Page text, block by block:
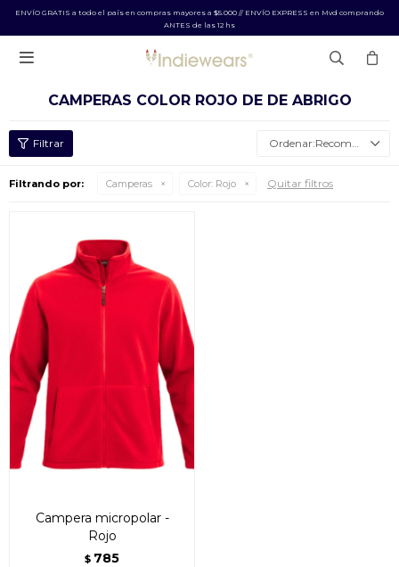
ENVÍO GRATIS a todo el país en compras mayores a $5.000 // ENVÍO EXPRESS en Mvd comprando
ANTES de las 12 hs

CAMPERAS COLOR ROJO DE DE ABRIGO
Recomendados
Filtrando por: Camperas Color: Rojo Quitar filtros
Campera micropolar -
Rojo
$ 785